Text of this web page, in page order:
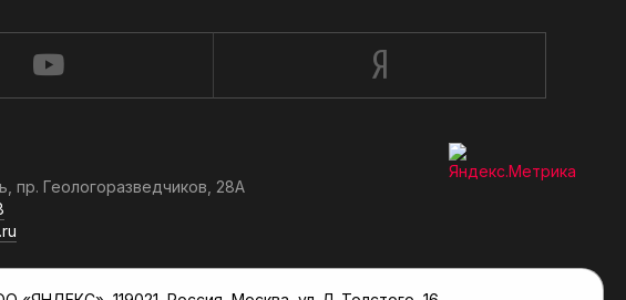
пр. Геологоразведчиков, 28А